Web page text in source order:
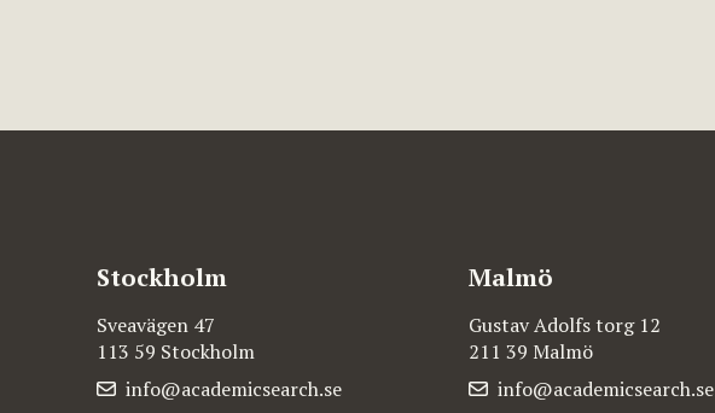
Stockholm
Sveavägen 47
113 59 Stockholm
info@academicsearch.se
Malmö
Gustav Adolfs torg 12
211 39 Malmö
info@academicsearch.se